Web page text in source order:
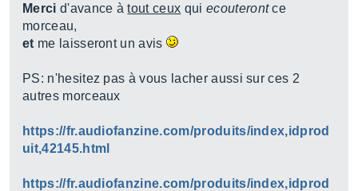
Merci d'avance àtout ceux qui ecouterontce
morceau,
et me laisseront un avis
PS: n'hesitez pas à vous lacher aussi sur ces 2
autres morceaux
https://fr.audiofanzine.com/produits/index,idprod
uit,42145.html
https://fr.audiofanzine.com/produits/index,idprod